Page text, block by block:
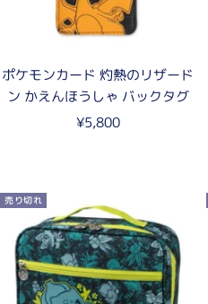
ポケモンカード 灼熱のリザード
ン かえんほうしゃ バックタグ
セ
格
¥5,800
売り切れ